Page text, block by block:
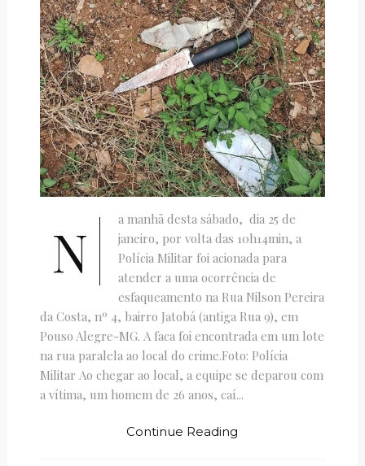
N
a manhã desta sábado, dia 25 de
janeiro, por volta das 10h14min, a
Polícia Militar foi acionada para
atender a uma ocorrência de
esfaqueamento na Rua Nilson Pereira
da Costa, nº 4, bairro Jatobá (antiga Rua 9), em
Pouso Alegre-MG. A faca foi encontrada em um lote
na rua paralela ao local do crime.Foto: Polícia
Militar Ao chegar ao local, a equipe se deparou com
a vítima, um homem de 26 anos, caí...
Continue Reading